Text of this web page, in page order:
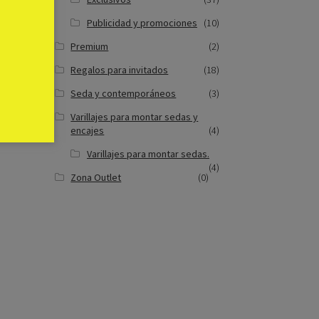
Publicidad y promociones
(10)
Premium
(2)
Regalos para invitados
(18)
Seda y contemporáneos
(3)
Varillajes para montar sedas y
encajes
(4)
Varillajes para montar sedas.
(4)
Zona Outlet (0)